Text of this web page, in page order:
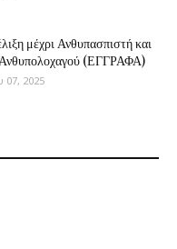
μέχρι Ανθυπασπιστή και
(ΕΓΓΡΑΦΑ)
2025